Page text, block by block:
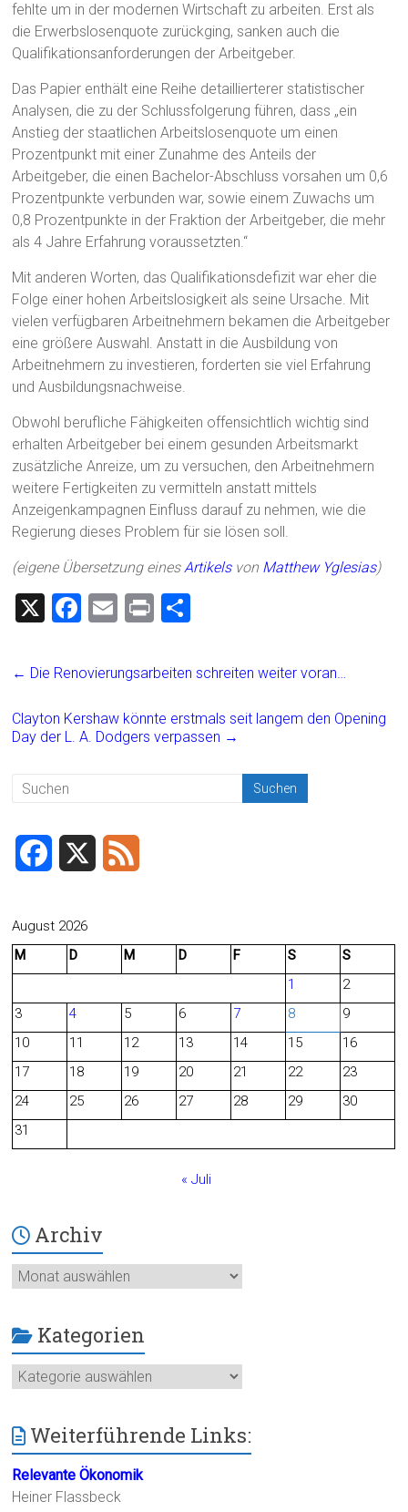
fehlte um in der modernen Wirtschaft zu arbeiten. Erst als
die Erwerbslosenquote zurückging, sanken auch die
Qualifikationsanforderungen der Arbeitgeber.
Das Papier enthält eine Reihe detaillierterer statistischer
Analysen, die zu der Schlussfolgerung führen, dass „ein
Anstieg der staatlichen Arbeitslosenquote um einen
Prozentpunkt mit einer Zunahme des Anteils der
Arbeitgeber, die einen Bachelor-Abschluss vorsahen um 0,6
Prozentpunkte verbunden war, sowie einem Zuwachs um
0,8 Prozentpunkte in der Fraktion der Arbeitgeber, die mehr
als 4 Jahre Erfahrung voraussetzten.“
Mit anderen Worten, das Qualifikationsdefizit war eher die
Folge einer hohen Arbeitslosigkeit als seine Ursache. Mit
vielen verfügbaren Arbeitnehmern bekamen die Arbeitgeber
eine größere Auswahl. Anstatt in die Ausbildung von
Arbeitnehmern zu investieren, forderten sie viel Erfahrung
und Ausbildungsnachweise.
Obwohl berufliche Fähigkeiten offensichtlich wichtig sind
erhalten Arbeitgeber bei einem gesunden Arbeitsmarkt
zusätzliche Anreize, um zu versuchen, den Arbeitnehmern
weitere Fertigkeiten zu vermitteln anstatt mittels
Anzeigenkampagnen Einfluss darauf zu nehmen, wie die
Regierung dieses Problem für sie lösen soll.
(eigene Übersetzung einesArtikelsvon Matthew Yglesias)
X
F
ce
o
E
ai
Pr
t
e
← Die Renovierungsarbeiten schreiten weiter voran…
Clayton Kershaw könnte erstmals seit langem den Opening
Day der L. A. Dodgers verpassen →
c
b
o
August 2026
M
D M D F S
S
1
2
3
4 5 6 7 8
9
10
11 12 13 14 15
16
17
18 19 20 21 22
23
24
25 26 27 28 29
30
31
« Juli
Archiv
Archiv
Kategorien
Kategorien
Weiterführende Links:
Relevante Ökonomik
Heiner Flassbeck